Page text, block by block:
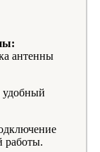
антенны
работы.